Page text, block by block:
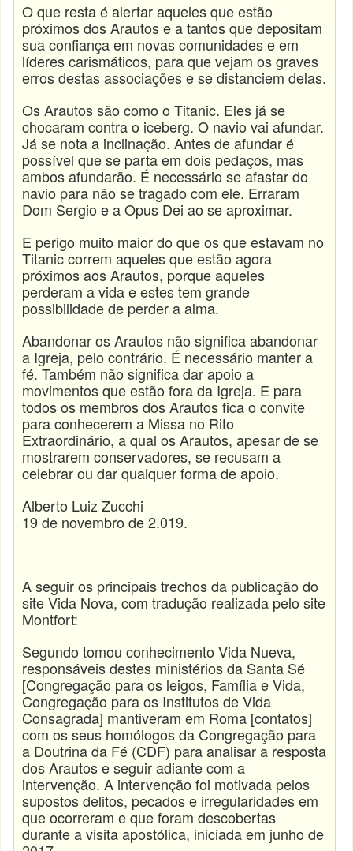
O que resta é alertar aqueles que estão
próximos dos Arautos e a tantos que depositam
sua confiança em novas comunidades e em
líderes carismáticos, para que vejam os graves
erros destas associações e se distanciem delas.
Os Arautos são como o Titanic. Eles já se
chocaram contra o iceberg. O navio vai afundar.
Já se nota a inclinação. Antes de afundar é
possível que se parta em dois pedaços, mas
ambos afundarão. É necessário se afastar do
navio para não se tragado com ele. Erraram
Dom Sergio e a Opus Dei ao se aproximar.
E perigo muito maior do que os que estavam no
Titanic correm aqueles que estão agora
próximos aos Arautos, porque aqueles
perderam a vida e estes tem grande
possibilidade de perder a alma.
Abandonar os Arautos não significa abandonar
a Igreja, pelo contrário. É necessário manter a
fé. Também não significa dar apoio a
movimentos que estão fora da Igreja. E para
todos os membros dos Arautos fica o convite
para conhecerem a Missa no Rito
Extraordinário, a qual os Arautos, apesar de se
mostrarem conservadores, se recusam a
celebrar ou dar qualquer forma de apoio.
Alberto Luiz Zucchi
19 de novembro de 2.019.
A seguir os principais trechos da publicação do
site Vida Nova, com tradução realizada pelo site
Montfort:
Segundo tomou conhecimento Vida Nueva,
responsáveis destes ministérios da Santa Sé
[Congregação para os leigos, Família e Vida,
Congregação para os Institutos de Vida
Consagrada] mantiveram em Roma [contatos]
com os seus homólogos da Congregação para
a Doutrina da Fé (CDF) para analisar a resposta
dos Arautos e seguir adiante com a
intervenção. A intervenção foi motivada pelos
supostos delitos, pecados e irregularidades em
que ocorreram e que foram descobertas
durante a visita apostólica, iniciada em junho de